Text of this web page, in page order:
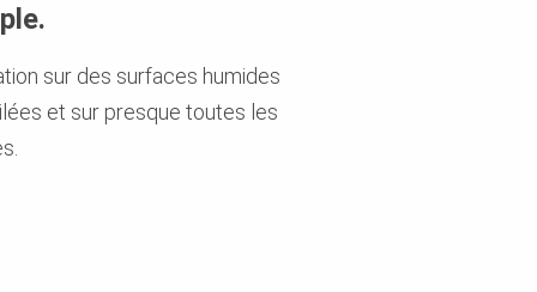
sur des surfaces humides
et sur presque toutes les